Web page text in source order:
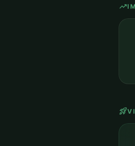
trending_up
rocket_launch